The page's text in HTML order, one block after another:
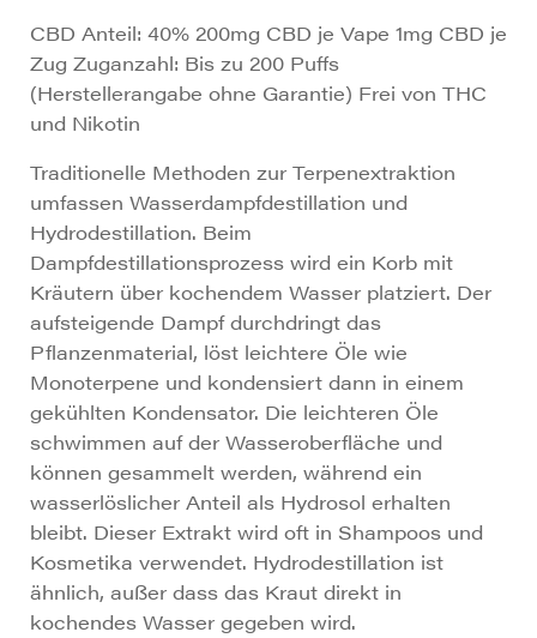
CBD Anteil: 40% 200mg CBD je Vape 1mg CBD je
Zug Zuganzahl: Bis zu 200 Puffs
(Herstellerangabe ohne Garantie) Frei von THC
und Nikotin
Traditionelle Methoden zur Terpenextraktion
umfassen Wasserdampfdestillation und
Hydrodestillation. Beim
Dampfdestillationsprozess wird ein Korb mit
Kräutern über kochendem Wasser platziert. Der
aufsteigende Dampf durchdringt das
Pflanzenmaterial, löst leichtere Öle wie
Monoterpene und kondensiert dann in einem
gekühlten Kondensator. Die leichteren Öle
schwimmen auf der Wasseroberfläche und
können gesammelt werden, während ein
wasserlöslicher Anteil als Hydrosol erhalten
bleibt. Dieser Extrakt wird oft in Shampoos und
Kosmetika verwendet. Hydrodestillation ist
ähnlich, außer dass das Kraut direkt in
kochendes Wasser gegeben wird.